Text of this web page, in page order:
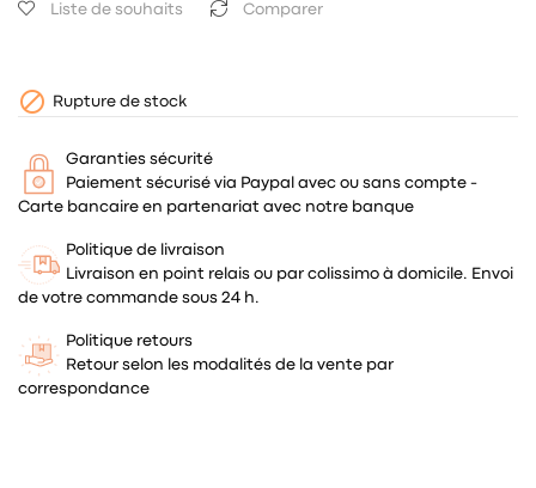
Liste de souhaits Comparer
 Rupture de stock
Garanties sécurité
Paiement sécurisé via Paypal avec ou sans compte -
Carte bancaire en partenariat avec notre banque
Politique de livraison
Livraison en point relais ou par colissimo à domicile. Envoi
de votre commande sous 24 h.
Politique retours
Retour selon les modalités de la vente par
correspondance